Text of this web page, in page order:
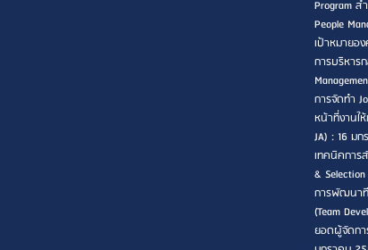
Program ส
People
เป้าหมายอ
การบริหาร
การจัดทำ
หน้าที่งานใ
JA) : 16 ม
เทคนิคการ
&
การพัฒนาที
(Team
ยอดผู้จัดกา